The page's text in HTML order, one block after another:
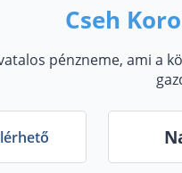
Cseh
pénzneme, ami a